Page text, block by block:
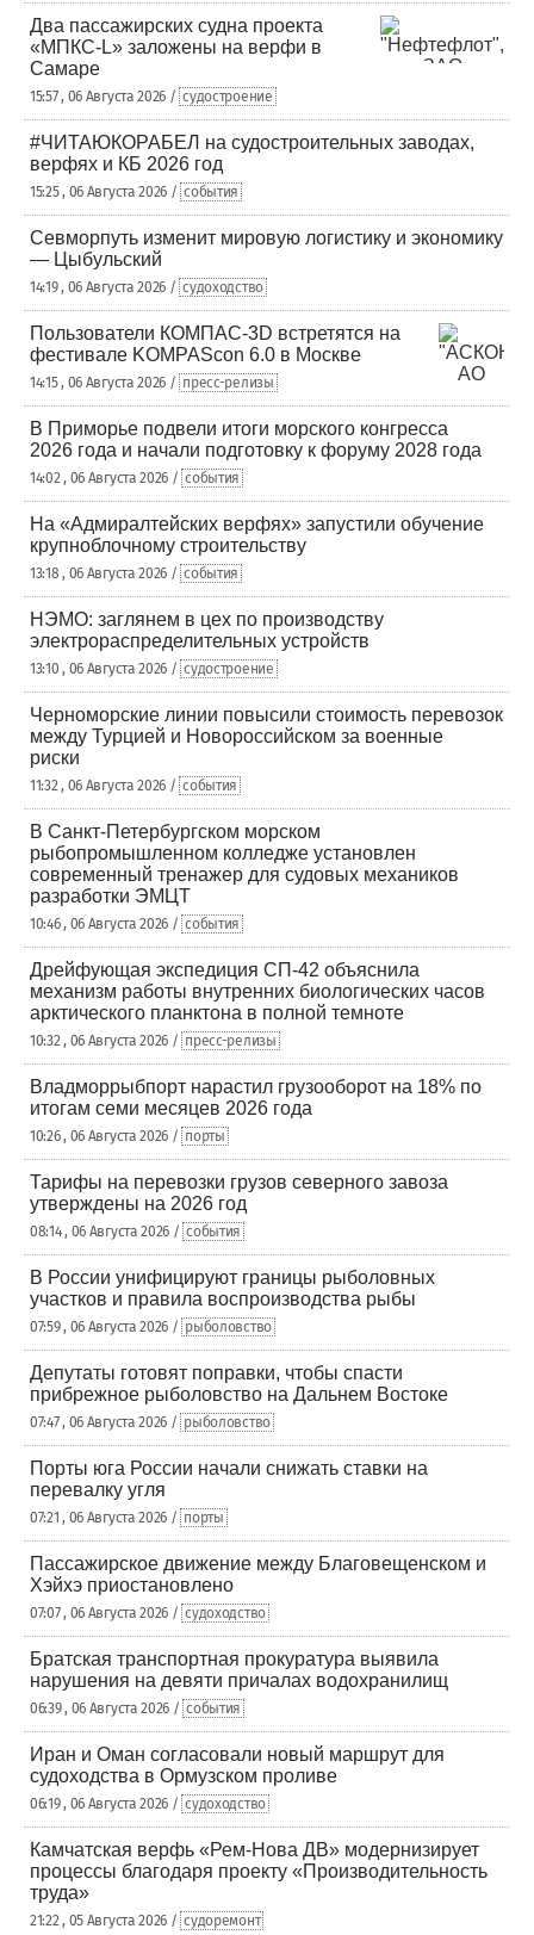
Два пассажирских судна проекта
«МПКС-L» заложены на верфи в
Самаре
15:57 , 06 Августа 2026 / судостроение
#ЧИТАЮКОРАБЕЛ на судостроительных заводах,
верфях и КБ 2026 год
15:25 , 06 Августа 2026 / события
Севморпуть изменит мировую логистику и экономику
— Цыбульский
14:19 , 06 Августа 2026 / судоходство
Пользователи КОМПАС-3D встретятся на
фестивале KOMPAScon 6.0 в Москве
14:15 , 06 Августа 2026 / пресс-релизы
В Приморье подвели итоги морского конгресса
2026 года и начали подготовку к форуму 2028 года
14:02 , 06 Августа 2026 / события
На «Адмиралтейских верфях» запустили обучение
крупноблочному строительству
13:18 , 06 Августа 2026 / события
НЭМО: заглянем в цех по производству
электрораспределительных устройств
13:10 , 06 Августа 2026 / судостроение
Черноморские линии повысили стоимость перевозок
между Турцией и Новороссийском за военные
риски
11:32 , 06 Августа 2026 / события
В Санкт-Петербургском морском
рыбопромышленном колледже установлен
современный тренажер для судовых механиков
разработки ЭМЦТ
10:46 , 06 Августа 2026 / события
Дрейфующая экспедиция СП-42 объяснила
механизм работы внутренних биологических часов
арктического планктона в полной темноте
10:32 , 06 Августа 2026 / пресс-релизы
Владморрыбпорт нарастил грузооборот на 18% по
итогам семи месяцев 2026 года
10:26 , 06 Августа 2026 / порты
Тарифы на перевозки грузов северного завоза
утверждены на 2026 год
08:14 , 06 Августа 2026 / события
В России унифицируют границы рыболовных
участков и правила воспроизводства рыбы
07:59 , 06 Августа 2026 / рыболовство
Депутаты готовят поправки, чтобы спасти
прибрежное рыболовство на Дальнем Востоке
07:47 , 06 Августа 2026 / рыболовство
Порты юга России начали снижать ставки на
перевалку угля
07:21 , 06 Августа 2026 / порты
Пассажирское движение между Благовещенском и
Хэйхэ приостановлено
07:07 , 06 Августа 2026 / судоходство
Братская транспортная прокуратура выявила
нарушения на девяти причалах водохранилищ
06:39 , 06 Августа 2026 / события
Иран и Оман согласовали новый маршрут для
судоходства в Ормузском проливе
06:19 , 06 Августа 2026 / судоходство
Камчатская верфь «Рем-Нова ДВ» модернизирует
процессы благодаря проекту «Производительность
труда»
21:22 , 05 Августа 2026 / судоремонт